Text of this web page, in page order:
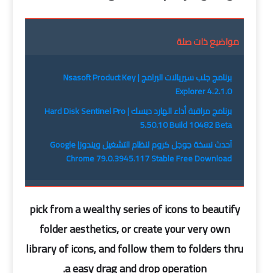
مواضيع ذات صلة
برنامج جلب سيريالات البرامج | Nsasoft Product Key
Explorer 4.2.1.0
برنامج مراقبة أداء الهارد ديسك | Hard Disk Sentinel Pro
5.50.10 Build 10482 Beta
آحدث نسخة جوجل كروم لنظام التشغيل ويندوز| Google
Chrome 79.0.3945.117 Stable Free Download
pick from a wealthy series of icons to beautify
folder aesthetics, or create your very own
library of icons, and follow them to folders thru
a easy drag and drop operation.